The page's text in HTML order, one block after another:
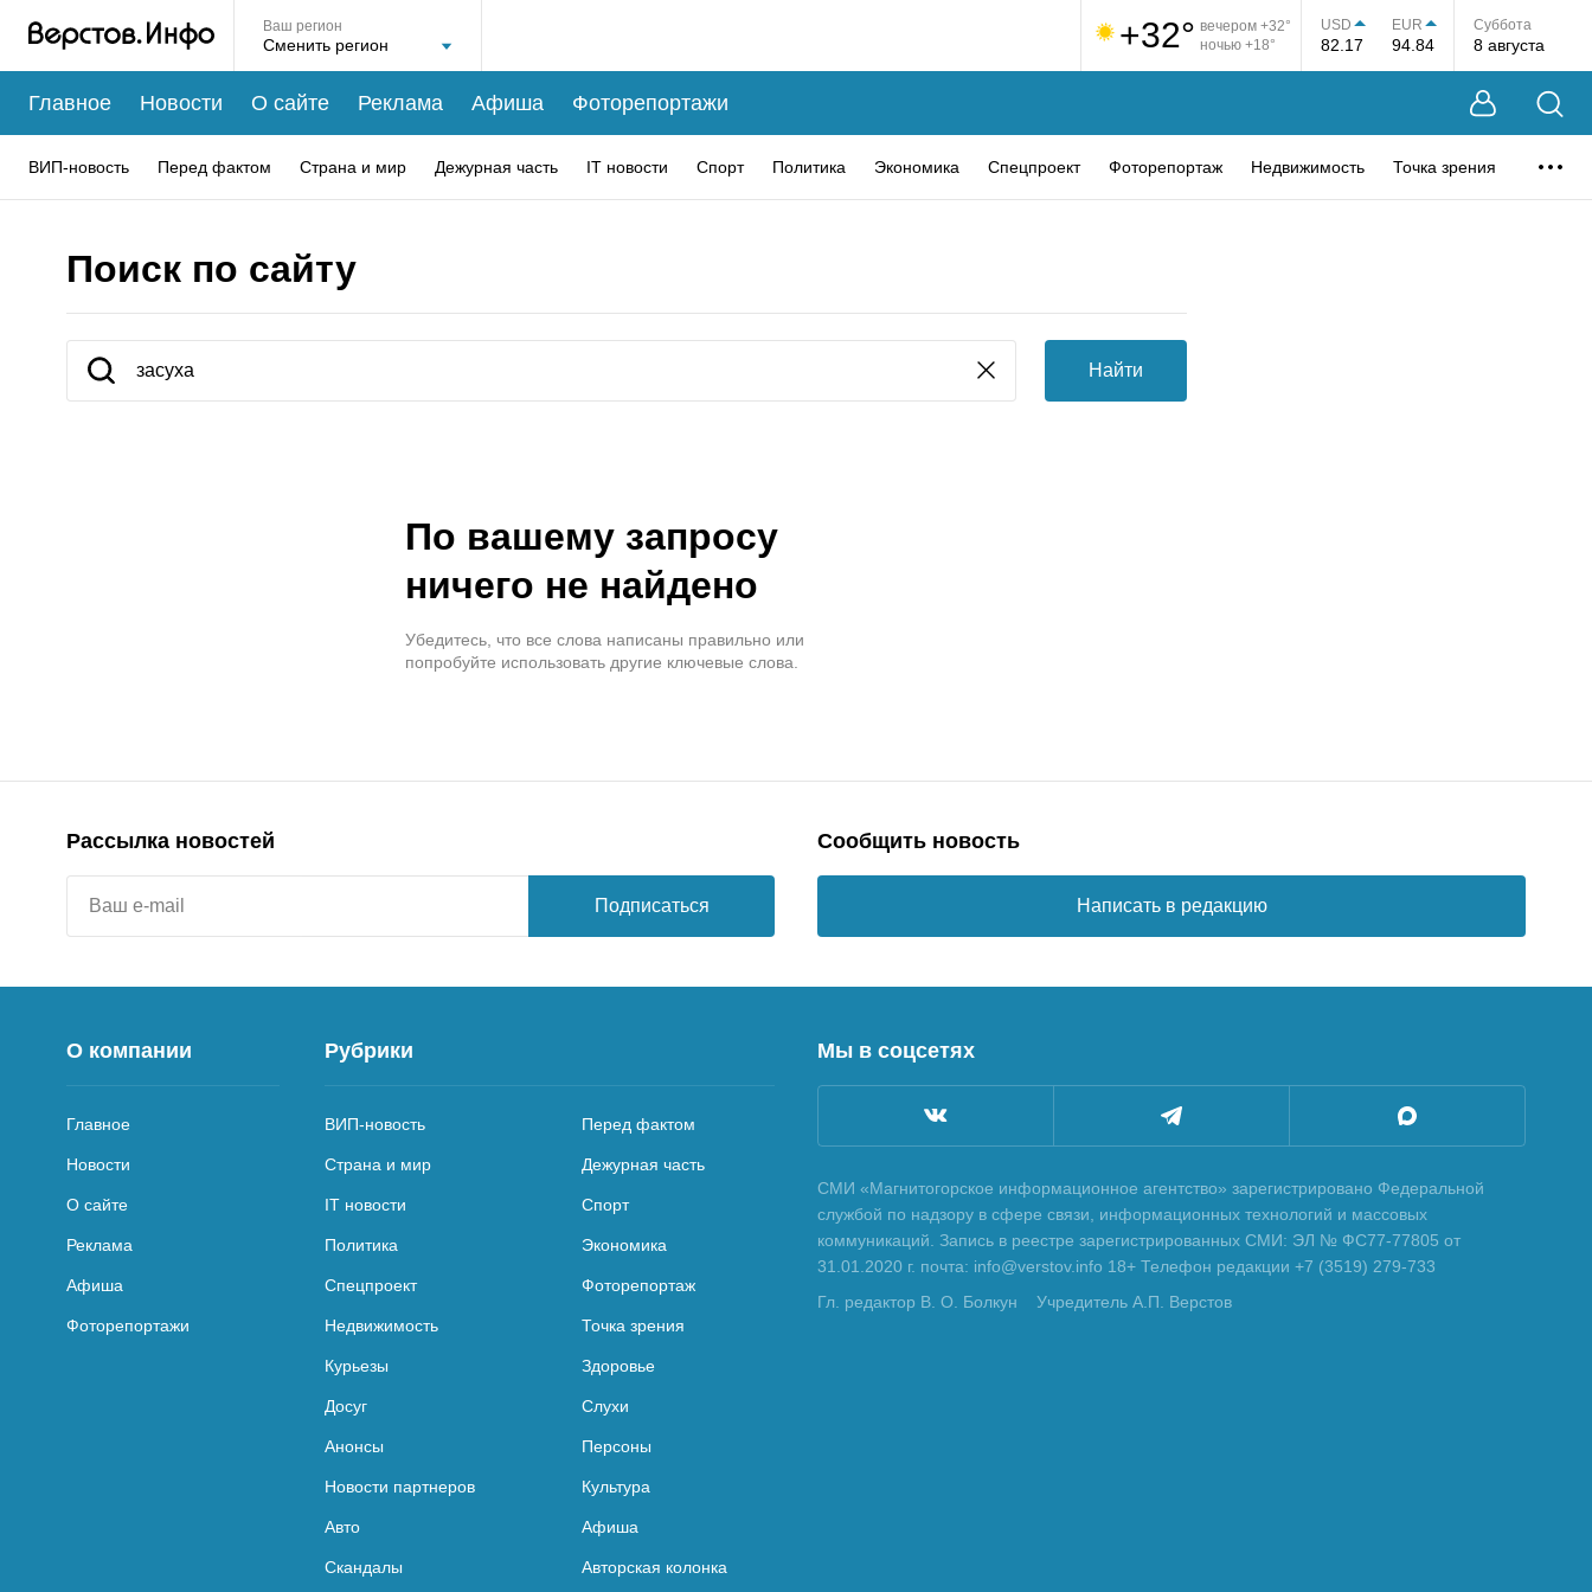
Ваш регион +32° вечером +32°
ночью +18°
USD
82.17
EUR
94.84
Суббота
8 августа
Главное Новости О сайте Реклама Афиша Фоторепортажи
ВИП-новость Перед фактом Страна и мир Дежурная часть IT новости Спорт Политика Экономика Спецпроект Фоторепортаж Недвижимость Точка зрения
Поиск по сайту
Найти
По вашему запросу
ничего не найдено
Убедитесь, что все слова написаны правильно или
попробуйте использовать другие ключевые слова.
Рассылка новостей
Подписаться
Сообщить новость
Написать в редакцию
О компании
Главное
Новости
О сайте
Реклама
Афиша
Фоторепортажи
Рубрики
ВИП-новость Перед фактом
Страна и мир Дежурная часть
IT новости Спорт
Политика Экономика
Спецпроект Фоторепортаж
Недвижимость Точка зрения
Курьезы Здоровье
Досуг Слухи
Анонсы Персоны
Новости партнеров Культура
Авто Афиша
Скандалы Авторская колонка
Мы в соцсетях
СМИ «Магнитогорское информационное агентство» зарегистрировано Федеральной
службой по надзору в сфере связи, информационных технологий и массовых
коммуникаций. Запись в реестре зарегистрированных СМИ: ЭЛ № ФС77-77805 от
31.01.2020 г. почта: info@verstov.info 18+ Телефон редакции +7 (3519) 279-733
Гл. редактор В. О. Болкун
Учредитель А.П. Верстов